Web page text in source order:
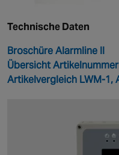
Technische Daten
Broschüre Alarmline II
Übersicht
Artikelvergleich LWM-1,